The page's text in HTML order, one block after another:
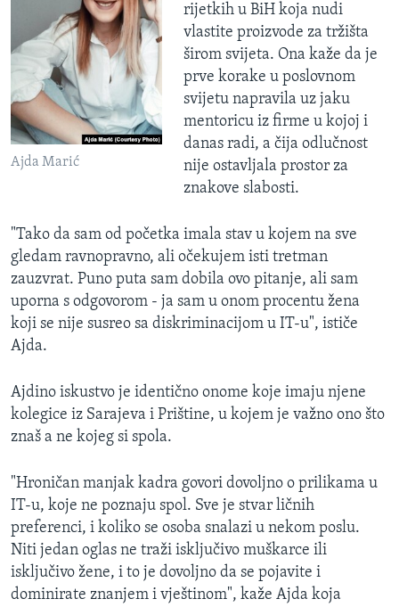
Ajda Marić
rijetkih u BiH koja nudi
vlastite proizvode za tržišta
širom svijeta. Ona kaže da je
prve korake u poslovnom
svijetu napravila uz jaku
mentoricu iz firme u kojoj i
danas radi, a čija odlučnost
nije ostavljala prostor za
znakove slabosti.
"Tako da sam od početka imala stav u kojem na sve
gledam ravnopravno, ali očekujem isti tretman
zauzvrat. Puno puta sam dobila ovo pitanje, ali sam
uporna s odgovorom - ja sam u onom procentu žena
koji se nije susreo sa diskriminacijom u IT-u", ističe
Ajda.
​Ajdino iskustvo je identično onome koje imaju njene
kolegice iz Sarajeva i Prištine, u kojem je važno ono što
znaš a ne kojeg si spola.
"Hroničan manjak kadra govori dovoljno o prilikama u
IT-u, koje ne poznaju spol. Sve je stvar ličnih
preferenci, i koliko se osoba snalazi u nekom poslu.
Niti jedan oglas ne traži isključivo muškarce ili
isključivo žene, i to je dovoljno da se pojavite i
dominirate znanjem i vještinom", kaže Ajda koja